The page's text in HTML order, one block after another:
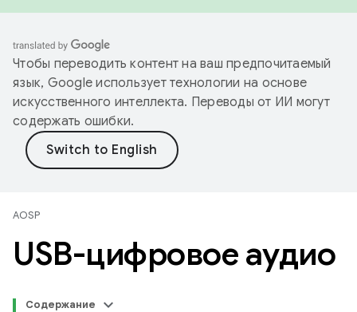
Чтобы переводить контент на ваш предпочитаемый
язык, Google использует технологии на основе
искусственного интеллекта. Переводы от ИИ могут
содержать ошибки.
AOSP
USB-цифровое аудио
Содержание